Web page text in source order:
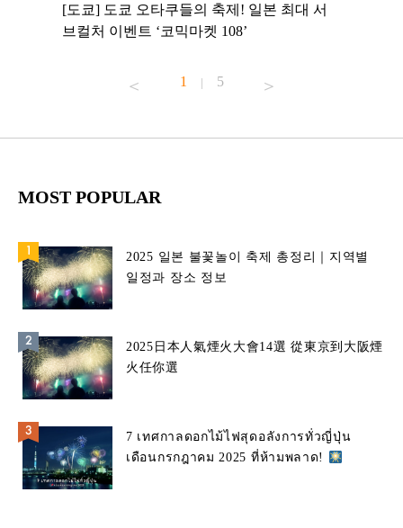
[도쿄] 도쿄 오타쿠들의 축제! 일본 최대 서
브컬처 이벤트 ‘코믹마켓 108’
1 | 5
MOST POPULAR
2025 일본 불꽃놀이 축제 총정리｜지역별
일정과 장소 정보
2025日本人氣煙火大會14選 從東京到大阪煙
火任你選
7 เทศกาลดอกไม้ไฟสุดอลังการทั่วญี่ปุ่น
เดือนกรกฎาคม 2025 ที่ห้ามพลาด!